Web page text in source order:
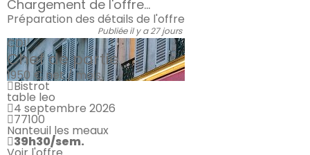
Chargement de l'offre...
Préparation des détails de l'offre
Publiée il y a 27 jours
CDI
Chef de partie
1950 €net / mois
Bistrot
table leo
4 septembre 2026
77100
Nanteuil les meaux
39h30/sem.